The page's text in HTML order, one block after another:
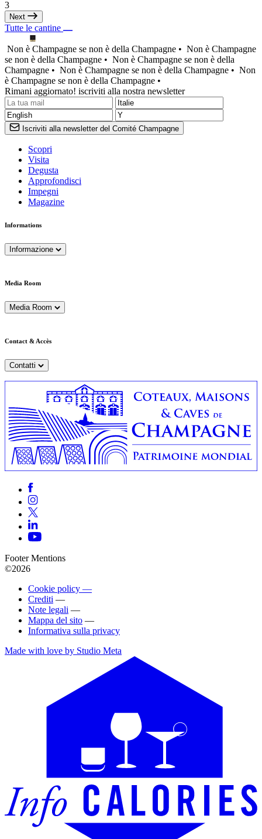
3
Next
Tutte le cantine
Non è Champagne se non è della Champagne • Non è Champagne
se non è della Champagne • Non è Champagne se non è della
Champagne • Non è Champagne se non è della Champagne • Non
è Champagne se non è della Champagne •
Rimani aggiornato! iscriviti alla nostra newsletter
Iscriviti alla newsletter del Comité Champagne
Scopri
Visita
Degusta
Approfondisci
Impegni
Magazine
Informations
Informazione
Media Room
Media Room
Contact & Accès
Contatti
Footer Mentions
©2026
Cookie policy —
Crediti —
Note legali —
Mappa del sito —
Informativa sulla privacy
Made with love by Studio Meta